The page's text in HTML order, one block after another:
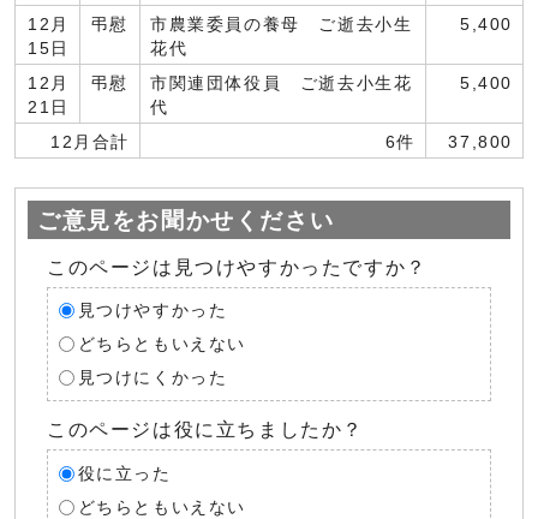
12月
15日
弔慰
市農業委員の養母 ご逝去小生
花代
5,400
12月
21日
弔慰
市関連団体役員 ご逝去小生花
代
5,400
12月合計 6件 37,800
ご意見をお聞かせください
このページは見つけやすかったですか？
見つけやすかった
どちらともいえない
見つけにくかった
このページは役に立ちましたか？
役に立った
どちらともいえない